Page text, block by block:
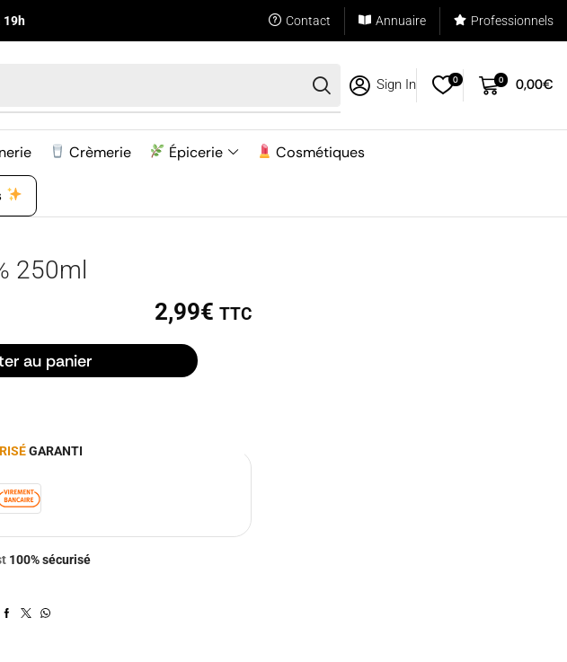
19h Contact Annuaire Professionnels
Sign In 0 0 0,00€
Crèmerie Épicerie Cosmétiques
250ml
2,99€ TTC
au panier
GARANTI
100% sécurisé